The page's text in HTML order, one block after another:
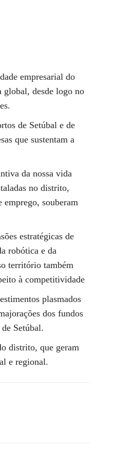
empresarial do
global, desde logo no
de Setúbal e de
que sustentam a
da nossa vida
no distrito,
emprego, souberam
estratégicas de
robótica e da
território também
à competitividade
plasmados
dos fundos
Setúbal.
distrito, que geram
e regional.